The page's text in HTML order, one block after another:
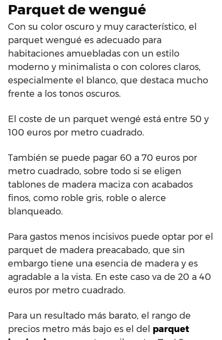
Parquet de wengué
Con su color oscuro y muy característico, el
parquet wengué es adecuado para
habitaciones amuebladas con un estilo
moderno y minimalista o con colores claros,
especialmente el blanco, que destaca mucho
frente a los tonos oscuros.
El coste de un parquet wengé está entre 50 y
100 euros por metro cuadrado.
También se puede pagar 60 a 70 euros por
metro cuadrado, sobre todo si se eligen
tablones de madera maciza con acabados
finos, como roble gris, roble o alerce
blanqueado.
Para gastos menos incisivos puede optar por el
parquet de madera preacabado, que sin
embargo tiene una esencia de madera y es
agradable a la vista. En este caso va de 20 a 40
euros por metro cuadrado.
Para un resultado más barato, el rango de
precios metro más bajo es el del parquet